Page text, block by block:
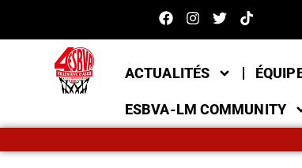
ACTUALITÉS
ESBVA-LM COMMUNITY